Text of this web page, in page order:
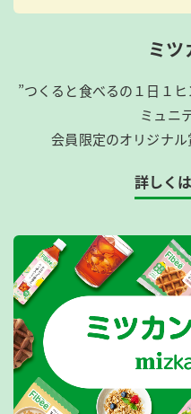
ミ
”つくると食べるの１日１
ミュニ
会員限定のオリジナル
詳しく